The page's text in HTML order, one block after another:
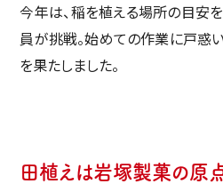
今年は、稲を植える場所の目安
員が挑戦。始めての作業に戸惑
を果たしました。
田植えは岩塚製菓の原